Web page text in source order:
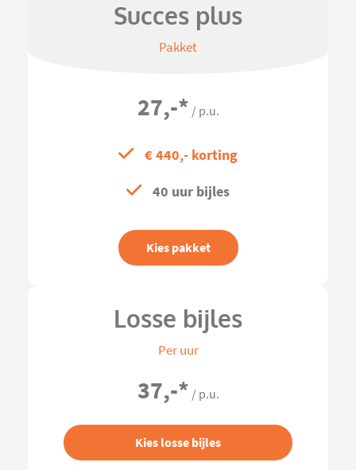
Succes plus
Pakket
27,-* / p.u.
€ 440,- korting
40 uur bijles
Kies pakket
Losse bijles
Per uur
37,-* / p.u.
Kies losse bijles